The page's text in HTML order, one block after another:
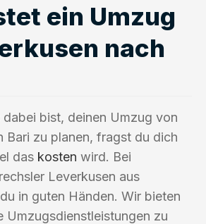
ein Umzug
nach
bist, deinen Umzug von
Bari zu planen, fragst du dich
das kosten wird. Bei
Leverkusen aus
in guten Händen. Wir bieten
Umzugsdienstleistungen zu